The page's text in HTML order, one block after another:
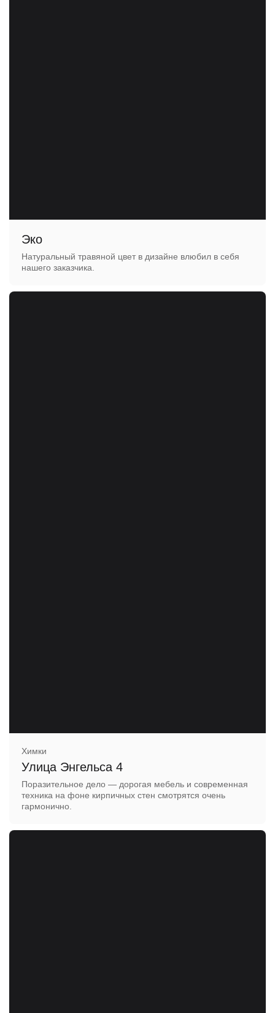
Эко
Натуральный травяной цвет в дизайне влюбил в себя
нашего заказчика.
Химки
Улица Энгельса 4
Поразительное дело — дорогая мебель и современная
техника на фоне кирпичных стен смотрятся очень
гармонично.